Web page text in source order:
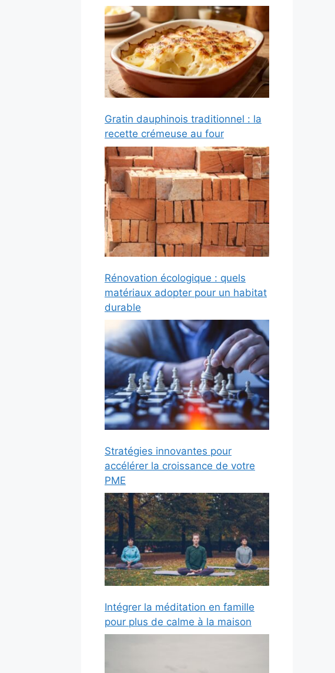
Gratin dauphinois traditionnel : la
recette crémeuse au four
Rénovation écologique : quels
matériaux adopter pour un habitat
durable
Stratégies innovantes pour
accélérer la croissance de votre
PME
Intégrer la méditation en famille
pour plus de calme à la maison